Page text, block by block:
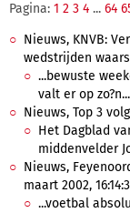
Pagina: 1 2 3 4 ... 64
Nieuws, KNVB:
wedstrijden
...bewuste
valt er op zo?n...
Nieuws, Top 3
Het Dagblad
middenvelder
Nieuws,
maart 2002,
...voetbal